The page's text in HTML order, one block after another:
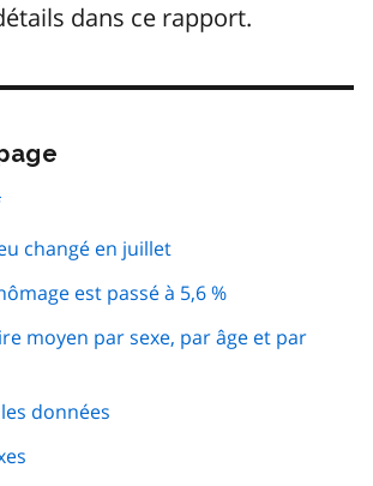
dans ce rapport.
page
changé en juillet
est passé à 5,6 %
moyen par sexe, par âge et par
données